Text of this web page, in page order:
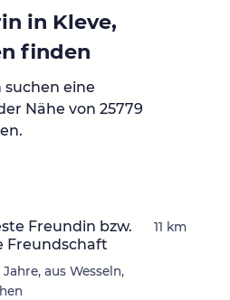
in Kleve,
finden
suchen eine
Nähe von 25779
Freundin bzw.
Freundschaft
Jahre, aus Wesseln,
11 km